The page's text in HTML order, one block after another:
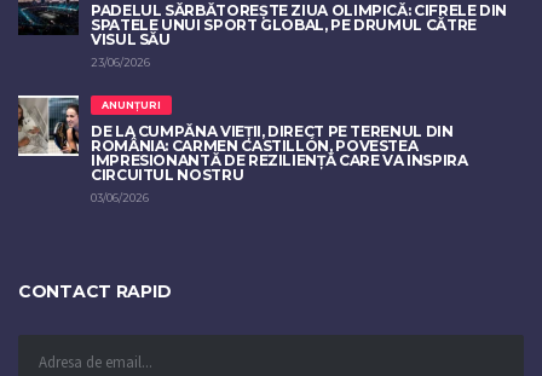
PADELUL SĂRBĂTOREȘTE ZIUA OLIMPICĂ: CIFRELE DIN
SPATELE UNUI SPORT GLOBAL, PE DRUMUL CĂTRE
VISUL SĂU
23/06/2026
ANUNȚURI
DE LA CUMPĂNA VIEȚII, DIRECT PE TERENUL DIN
ROMÂNIA: CARMEN CASTILLÓN, POVESTEA
IMPRESIONANTĂ DE REZILIENȚĂ CARE VA INSPIRA
CIRCUITUL NOSTRU
03/06/2026
CONTACT RAPID